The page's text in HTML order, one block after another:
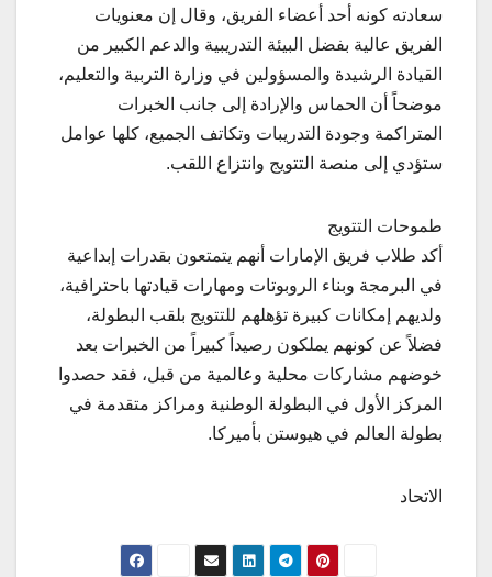
سعادته كونه أحد أعضاء الفريق، وقال إن معنويات
الفريق عالية بفضل البيئة التدريبية والدعم الكبير من
القيادة الرشيدة والمسؤولين في وزارة التربية والتعليم،
موضحاً أن الحماس والإرادة إلى جانب الخبرات
المتراكمة وجودة التدريبات وتكاتف الجميع، كلها عوامل
ستؤدي إلى منصة التتويج وانتزاع اللقب.
طموحات التتويج
أكد طلاب فريق الإمارات أنهم يتمتعون بقدرات إبداعية
في البرمجة وبناء الروبوتات ومهارات قيادتها باحترافية،
ولديهم إمكانات كبيرة تؤهلهم للتتويج بلقب البطولة،
فضلاً عن كونهم يملكون رصيداً كبيراً من الخبرات بعد
خوضهم مشاركات محلية وعالمية من قبل، فقد حصدوا
المركز الأول في البطولة الوطنية ومراكز متقدمة في
بطولة العالم في هيوستن بأميركا.
الاتحاد